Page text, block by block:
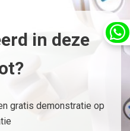
in deze
gratis demonstratie op